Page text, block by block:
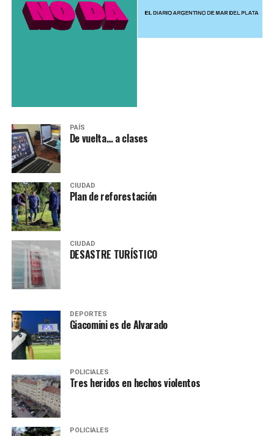
PAÍS
De vuelta… a clases
CIUDAD
Plan de reforestación
CIUDAD
DESASTRE TURÍSTICO
DEPORTES
Giacomini es de Alvarado
POLICIALES
Tres heridos en hechos violentos
POLICIALES